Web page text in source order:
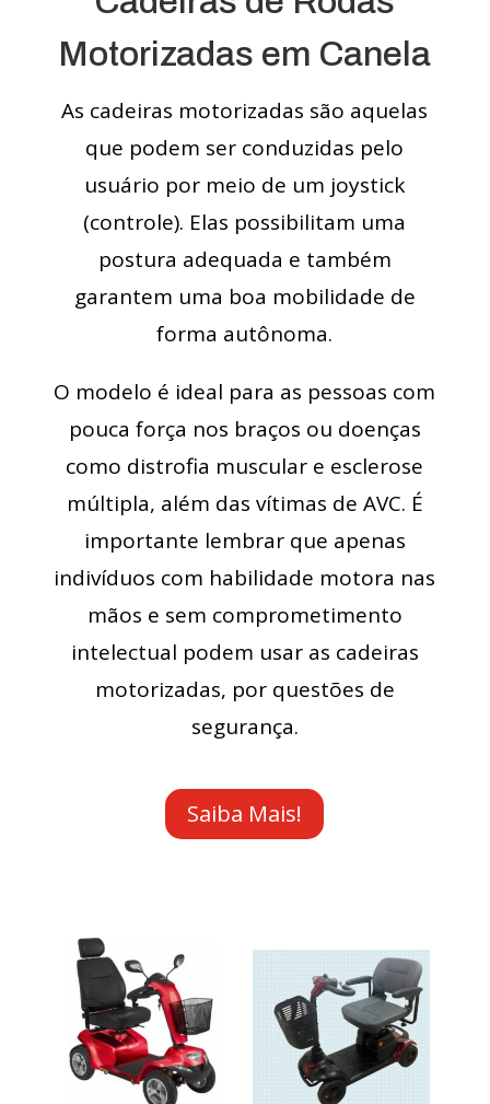
Motorizadas em Canela
As cadeiras motorizadas são aquelas
que podem ser conduzidas pelo
usuário por meio de um joystick
(controle). Elas possibilitam uma
postura adequada e também
garantem uma boa mobilidade de
forma autônoma.
O modelo é ideal para as pessoas com
pouca força nos braços ou doenças
como distrofia muscular e esclerose
múltipla, além das vítimas de AVC. É
importante lembrar que apenas
indivíduos com habilidade motora nas
mãos e sem comprometimento
intelectual podem usar as cadeiras
motorizadas, por questões de
segurança.
Saiba Mais!